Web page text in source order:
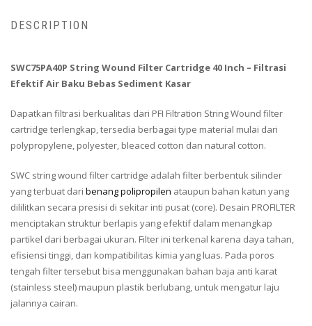
DESCRIPTION
SWC75PA40P String Wound Filter Cartridge 40 Inch – Filtrasi
Efektif Air Baku Bebas Sediment Kasar
Dapatkan filtrasi berkualitas dari PFI Filtration String Wound filter
cartridge terlengkap, tersedia berbagai type material mulai dari
polypropylene, polyester, bleaced cotton dan natural cotton.
SWC string wound filter cartridge adalah filter berbentuk silinder
yang terbuat dari benang polipropilen ataupun bahan katun yang
dililitkan secara presisi di sekitar inti pusat (core). Desain PROFILTER
menciptakan struktur berlapis yang efektif dalam menangkap
partikel dari berbagai ukuran. Filter ini terkenal karena daya tahan,
efisiensi tinggi, dan kompatibilitas kimia yang luas. Pada poros
tengah filter tersebut bisa menggunakan bahan baja anti karat
(stainless steel) maupun plastik berlubang, untuk mengatur laju
jalannya cairan.